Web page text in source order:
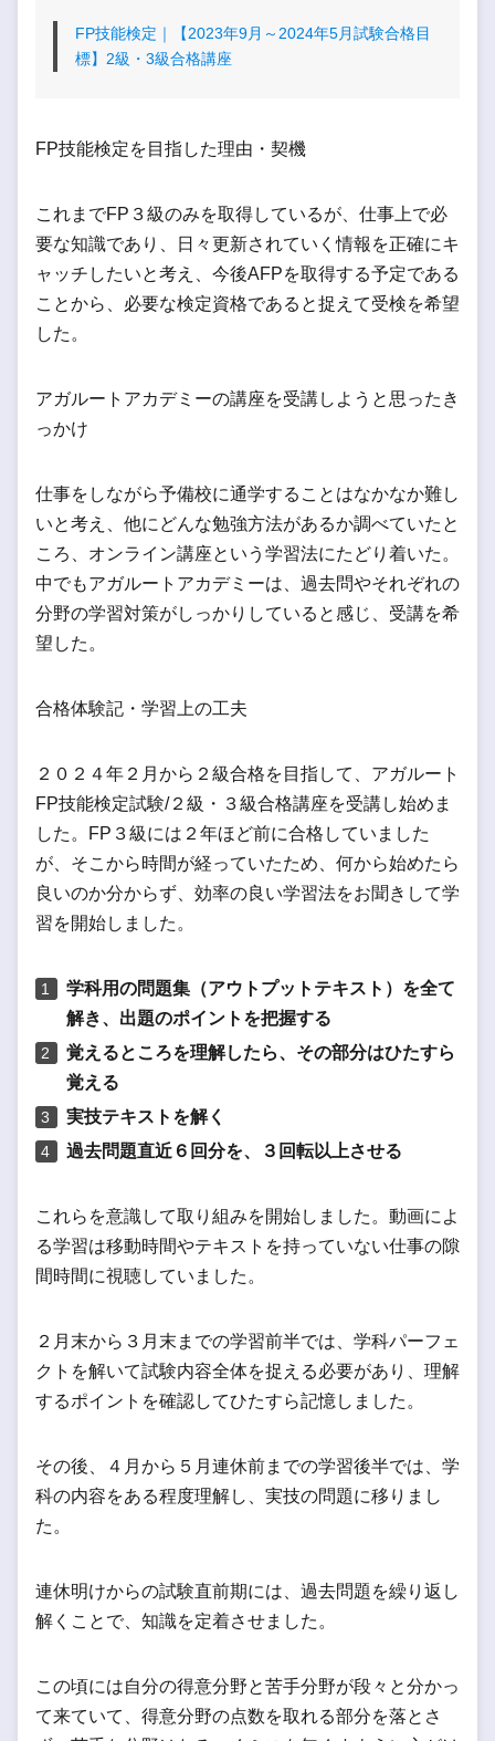
FP技能検定｜【2023年9月～2024年5月試験合格目
標】2級・3級合格講座
FP技能検定を目指した理由・契機
これまでFP３級のみを取得しているが、仕事上で必
要な知識であり、日々更新されていく情報を正確にキ
ャッチしたいと考え、今後AFPを取得する予定である
ことから、必要な検定資格であると捉えて受検を希望
した。
アガルートアカデミーの講座を受講しようと思ったき
っかけ
仕事をしながら予備校に通学することはなかなか難し
いと考え、他にどんな勉強方法があるか調べていたと
ころ、オンライン講座という学習法にたどり着いた。
中でもアガルートアカデミーは、過去問やそれぞれの
分野の学習対策がしっかりしていると感じ、受講を希
望した。
合格体験記・学習上の工夫
２０２４年２月から２級合格を目指して、アガルート
FP技能検定試験/２級・３級合格講座を受講し始めま
した。FP３級には２年ほど前に合格していました
が、そこから時間が経っていたため、何から始めたら
良いのか分からず、効率の良い学習法をお聞きして学
習を開始しました。
学科用の問題集（アウトプットテキスト）を全て
解き、出題のポイントを把握する
覚えるところを理解したら、その部分はひたすら
覚える
実技テキストを解く
過去問題直近６回分を、３回転以上させる
これらを意識して取り組みを開始しました。動画によ
る学習は移動時間やテキストを持っていない仕事の隙
間時間に視聴していました。
２月末から３月末までの学習前半では、学科パーフェ
クトを解いて試験内容全体を捉える必要があり、理解
するポイントを確認してひたすら記憶しました。
その後、４月から５月連休前までの学習後半では、学
科の内容をある程度理解し、実技の問題に移りまし
た。
連休明けからの試験直前期には、過去問題を繰り返し
解くことで、知識を定着させました。
この頃には自分の得意分野と苦手分野が段々と分かっ
て来ていて、得意分野の点数を取れる部分を落とさ